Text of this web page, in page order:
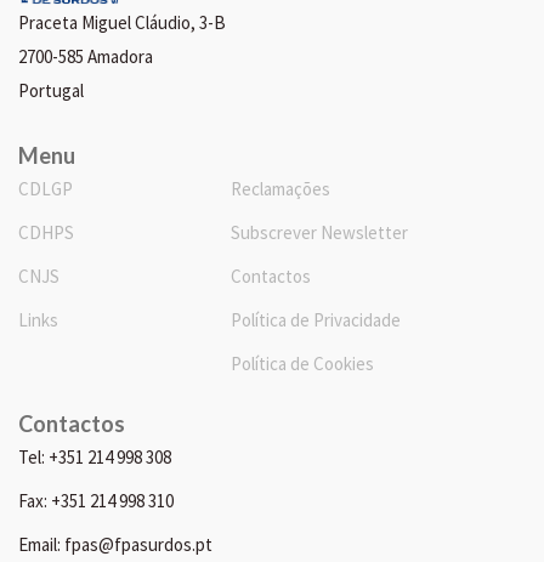
Praceta Miguel Cláudio, 3-B
2700-585 Amadora
Portugal
Menu
CDLGP
CDHPS
CNJS
Links
Reclamações
Subscrever Newsletter
Contactos
Política de Privacidade
Política de Cookies
Contactos
Tel: +351 214 998 308
Fax: +351 214 998 310
Email: fpas@fpasurdos.pt